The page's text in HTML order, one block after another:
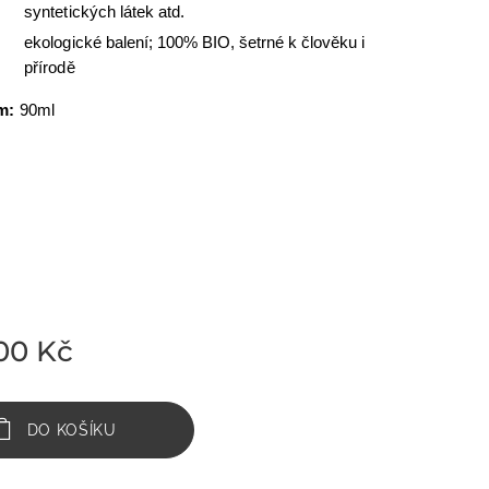
syntetických látek atd.
ekologické balení; 100% BIO, šetrné k člověku i
přírodě
90ml
Kč
DO KOŠÍKU